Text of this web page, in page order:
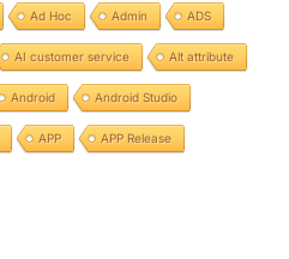
Ad Hoc Admin ADS
AI customer service Alt attribute
Android Android Studio
APP APP Release